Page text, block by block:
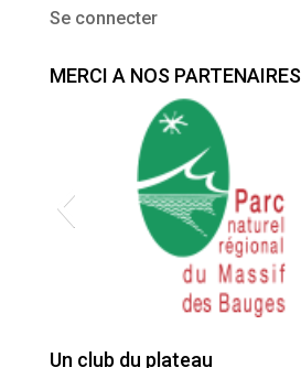
Se connecter
MERCI A NOS PARTENAIRES
Un club du plateau